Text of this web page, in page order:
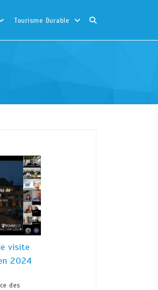
Tourisme Durable
visite
2024
des